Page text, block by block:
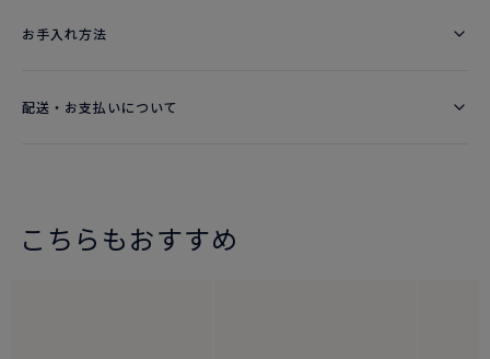
お手入れ方法
配送・お支払いについて
こちらもおすすめ